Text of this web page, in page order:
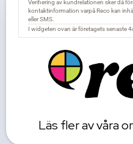
Läs fler av våra